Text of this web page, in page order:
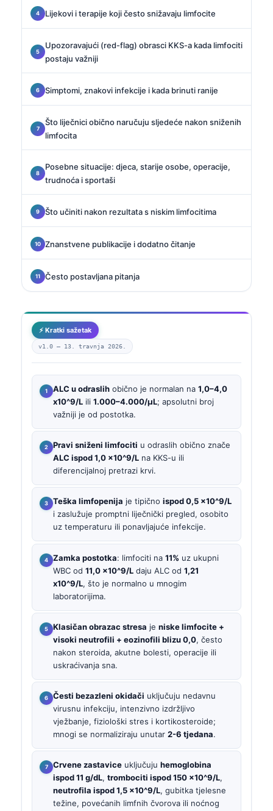
Lijekovi i terapije koji često snižavaju limfocite
Upozoravajući (red-flag) obrasci KKS-a kada limfociti
postaju važniji
Simptomi, znakovi infekcije i kada brinuti ranije
Što liječnici obično naručuju sljedeće nakon sniženih
limfocita
Posebne situacije: djeca, starije osobe, operacije,
trudnoća i sportaši
Što učiniti nakon rezultata s niskim limfocitima
Znanstvene publikacije i dodatno čitanje
Često postavljana pitanja
⚡ Kratki sažetak
v1.0 — 13. travnja 2026.
ALC u odraslih obično je normalan na 1,0–4,0
x10^9/L ili 1.000–4.000/µL; apsolutni broj
važniji je od postotka.
Pravi sniženi limfociti u odraslih obično znače
ALC ispod 1,0 x10^9/L na KKS-u ili
diferencijalnoj pretrazi krvi.
Teška limfopenija je tipično ispod 0,5 x10^9/L
i zaslužuje promptni liječnički pregled, osobito
uz temperaturu ili ponavljajuće infekcije.
Zamka postotka: limfociti na 11% uz ukupni
WBC od 11,0 x10^9/L daju ALC od 1,21
x10^9/L, što je normalno u mnogim
laboratorijima.
Klasičan obrazac stresa je niske limfocite +
visoki neutrofili + eozinofili blizu 0,0, često
nakon steroida, akutne bolesti, operacije ili
uskraćivanja sna.
Česti bezazleni okidači uključuju nedavnu
virusnu infekciju, intenzivno izdržljivo
vježbanje, fiziološki stres i kortikosteroide;
mnogi se normaliziraju unutar 2-6 tjedana.
Crvene zastavice uključuju hemoglobina
ispod 11 g/dL, trombociti ispod 150 x10^9/L,
neutrofila ispod 1,5 x10^9/L, gubitka tjelesne
težine, povećanih limfnih čvorova ili noćnog